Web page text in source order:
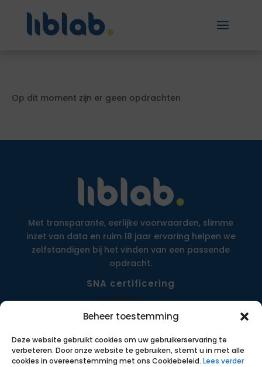
Beheer toestemming
Deze website gebruikt cookies om uw gebruikerservaring te
verbeteren. Door onze website te gebruiken, stemt u in met alle
cookies in overeenstemming met ons Cookiebeleid. Lees verder
Op dit moment zijn er geen opdrachten
Met transparante, eerlijke voorwaarden, slimme
inzet van data en ruim 18 jaar ervaring helpen we
zelfstandigen bij het vinden van een passende
opdracht.
SNA certificering